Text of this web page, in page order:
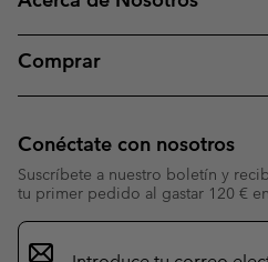
Comprar
Conéctate con nosotros
Suscríbete a nuestro boletín y
tu primer pedido al gastar 120 €
Suscripción
de